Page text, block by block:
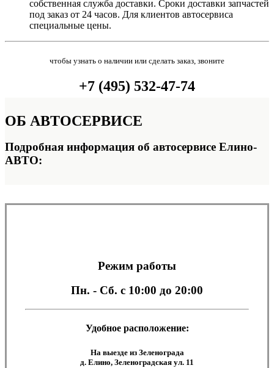
собственная служба доставки. Сроки доставки запчастей
под заказ от 24 часов. Для клиентов автосервиса
специальные цены.
чтобы узнать о наличии или сделать заказ, звоните
+7 (495) 532-47-74
ОБ АВТОСЕРВИСЕ
Подробная информация об автосервисе Елино-
АВТО:
Режим работы
Пн. - Сб. с 10:00 до 20:00
Удобное расположение:
На выезде из Зеленограда
д. Елино, Зеленоградская ул. 11